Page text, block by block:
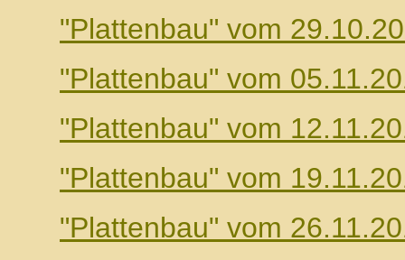
"Plattenbau" vom
"Plattenbau" vom
"Plattenbau" vom
"Plattenbau" vom
"Plattenbau" vom